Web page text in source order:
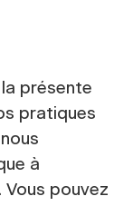
présente
pratiques
à
. Vous pouvez